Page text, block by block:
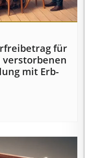
für
ver­storb­en­en
mit Erb­